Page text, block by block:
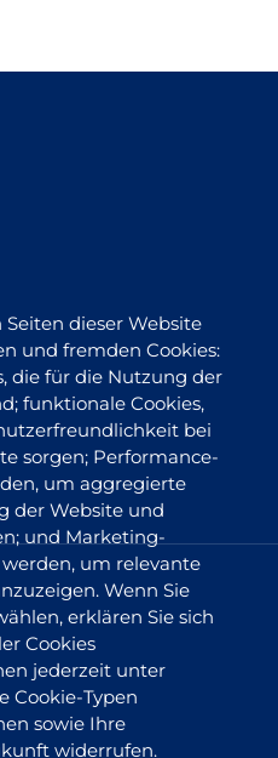
dieser Website
und fremden Cookies:
die für die Nutzung der
funktionale Cookies,
bei
sorgen; Performance-
um aggregierte
der Website und
und Marketing-
um relevante
Wenn Sie
erklären Sie sich
Cookies
jederzeit unter
Cookie-Typen
sowie Ihre
widerrufen.